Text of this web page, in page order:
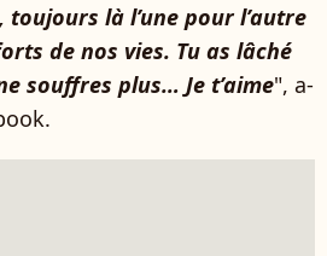
là l’une pour l’autre
de nos vies. Tu as lâché
souffres plus… Je t’aime", a-